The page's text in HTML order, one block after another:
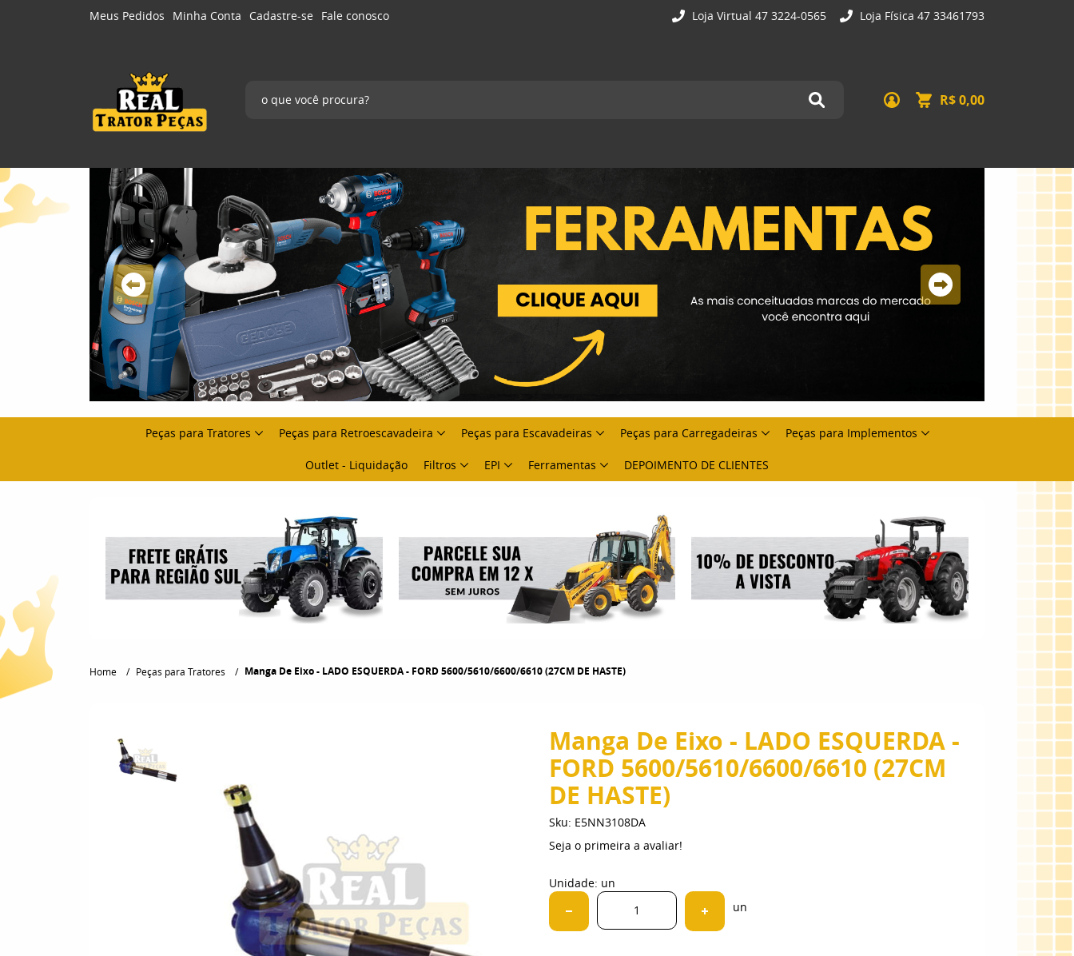
Meus Pedidos Minha Conta Cadastre-se Fale conosco Loja Virtual 47 3224-0565 Loja Física 47 33461793
R$ 0,00
Peças para Tratores Peças para Retroescavadeira Peças para Escavadeiras Peças para Carregadeiras Peças para Implementos
Outlet - Liquidação Filtros EPI Ferramentas DEPOIMENTO DE CLIENTES
Home Peças para Tratores Manga De Eixo - LADO ESQUERDA - FORD 5600/5610/6600/6610 (27CM DE HASTE)
Manga De Eixo - LADO ESQUERDA -
FORD 5600/5610/6600/6610 (27CM
DE HASTE)
Sku: E5NN3108DA
Seja o primeira a avaliar!
Unidade: un
un